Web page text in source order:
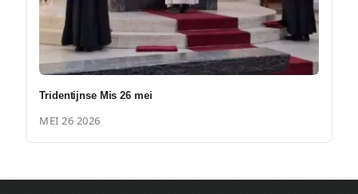
Tridentijnse Mis 26 mei
MEI 26 2026